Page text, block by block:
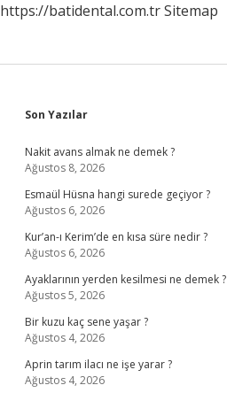
https://batidental.com.trSitemap
Sidebar
Son Yazılar
Nakit avans almak ne demek ?
Ağustos 8, 2026
Esmaül Hüsna hangi surede geçiyor ?
Ağustos 6, 2026
Kur’an-ı Kerim’de en kısa süre nedir ?
Ağustos 6, 2026
Ayaklarının yerden kesilmesi ne demek ?
Ağustos 5, 2026
Bir kuzu kaç sene yaşar ?
Ağustos 4, 2026
Aprin tarım ilacı ne işe yarar ?
Ağustos 4, 2026